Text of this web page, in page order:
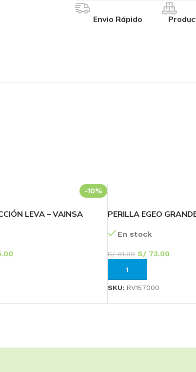
Envio Rápido
-10%
LEVA – VAINSA PERILLA EGEO
En stock
S/81.00 S/73.00
AÑADIR AL CARRITO
SKU: RV157000